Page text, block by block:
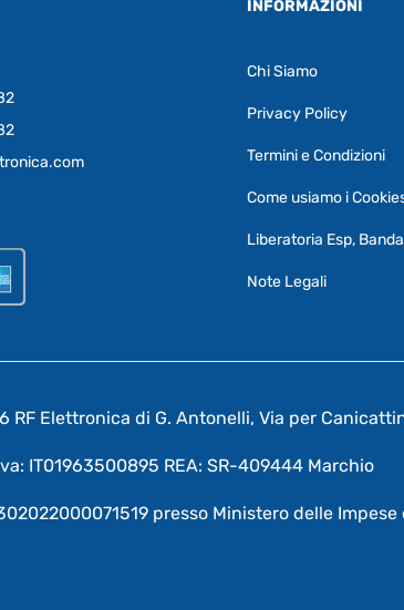
INFORMAZIONI
Chi Siamo
Privacy Policy
Termini e Condizioni
Come usiamo i
Liberatoria Esp,
Note Legali
RF Elettronica di G. Antonelli, Via per
IT01963500895 REA: SR-409444 Marchio
presso Ministero delle Impese